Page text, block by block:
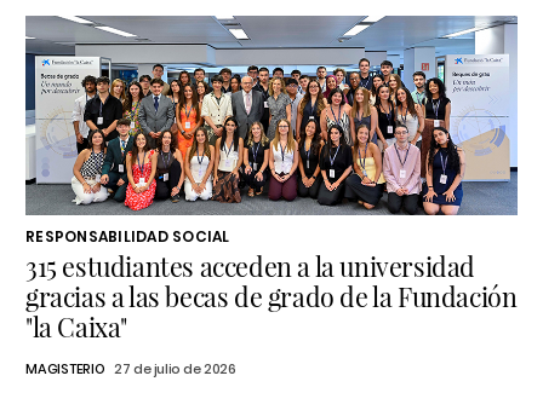
RESPONSABILIDAD SOCIAL
315 estudiantes acceden a la universidad
gracias a las becas de grado de la Fundación
"la Caixa"
MAGISTERIO 27 de julio de 2026